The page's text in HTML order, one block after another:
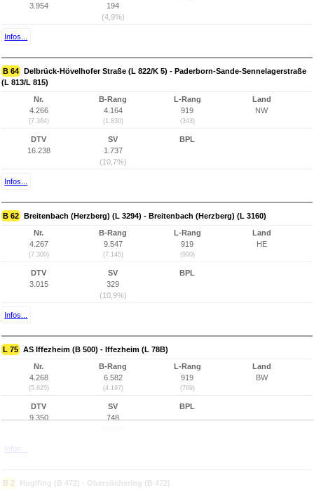
3.954
194
(4,9%)
Infos...
B 64 Delbrück-Hövelhofer Straße (L 822/K 5) - Paderborn-Sande-Sennelagerstraße
(L 813/L 815)
Nr.
4.266
(7.364)
B-Rang
4.164
(1.830)
L-Rang
919
(343)
Land
NW
DTV
16.238
SV
1.737
(10,7%)
BPL
Infos...
B 62 Breitenbach (Herzberg) (L 3294) - Breitenbach (Herzberg) (L 3160)
Nr.
4.267
(7.300)
B-Rang
9.547
(7.145)
L-Rang
919
(900)
Land
HE
DTV
3.015
SV
329
(10,9%)
BPL
Infos...
L 75 AS Iffezheim (B 500) - Iffezheim (L 78B)
Nr.
4.268
(5.825)
B-Rang
6.582
(4.197)
L-Rang
919
(769)
Land
BW
DTV
9.350
SV
748
BPL
Infos...
B 2 Huglfing (B 472) - Obersöchering (B 472)